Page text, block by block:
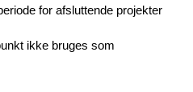
for afsluttende projekter
ikke bruges som